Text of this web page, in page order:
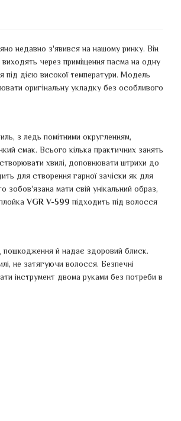
недавно з'явився на нашому ринку. Він
виходять через приміщення пасма на одну
під дією високої температури. Модель
оригінальну укладку без особливого
з ледь помітними округленням,
смак. Всього кілька практичних занять
хвилі, доповнювати штрихи до
для створення гарної зачіски як для
мати свій унікальний образ,
VGR V-599 підходить під волосся
пошкодження й надає здоровий блиск.
не затягуючи волосся. Безпечні
інструмент двома руками без потреби в